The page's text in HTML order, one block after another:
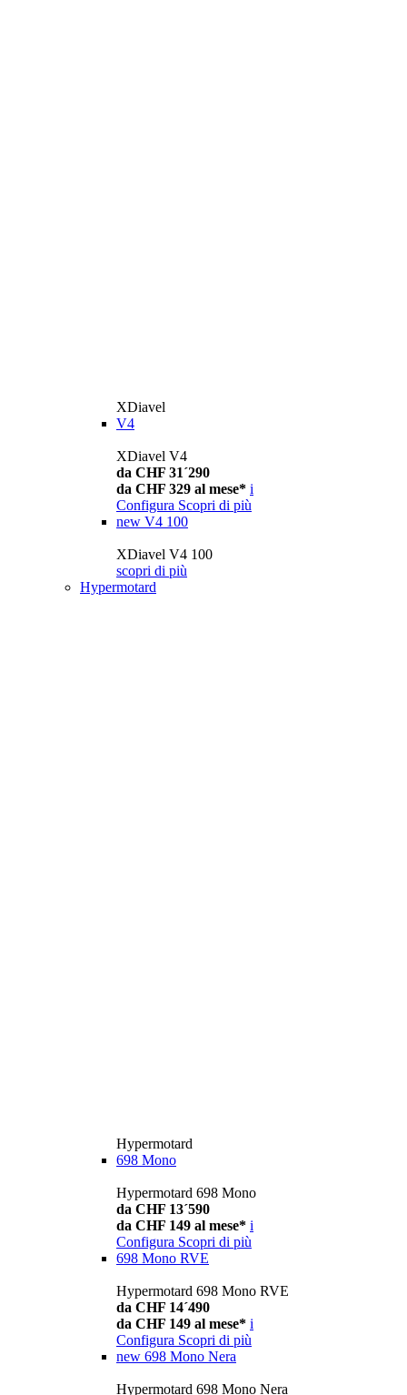
XDiavel
V4
XDiavel V4
da CHF 31´290
da CHF 329 al mese* i
Configura Scopri di più
new V4 100
XDiavel V4 100
scopri di più
Hypermotard
Hypermotard
698 Mono
Hypermotard 698 Mono
da CHF 13´590
da CHF 149 al mese* i
Configura Scopri di più
698 Mono RVE
Hypermotard 698 Mono RVE
da CHF 14´490
da CHF 149 al mese* i
Configura Scopri di più
new 698 Mono Nera
Hypermotard 698 Mono Nera